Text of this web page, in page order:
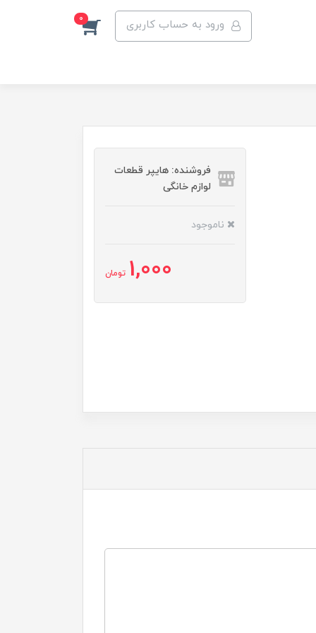
ورود به حساب کاربری 0
فروشنده: هایپر قطعات
لوازم خانگی
ناموجود
1,000 تومان